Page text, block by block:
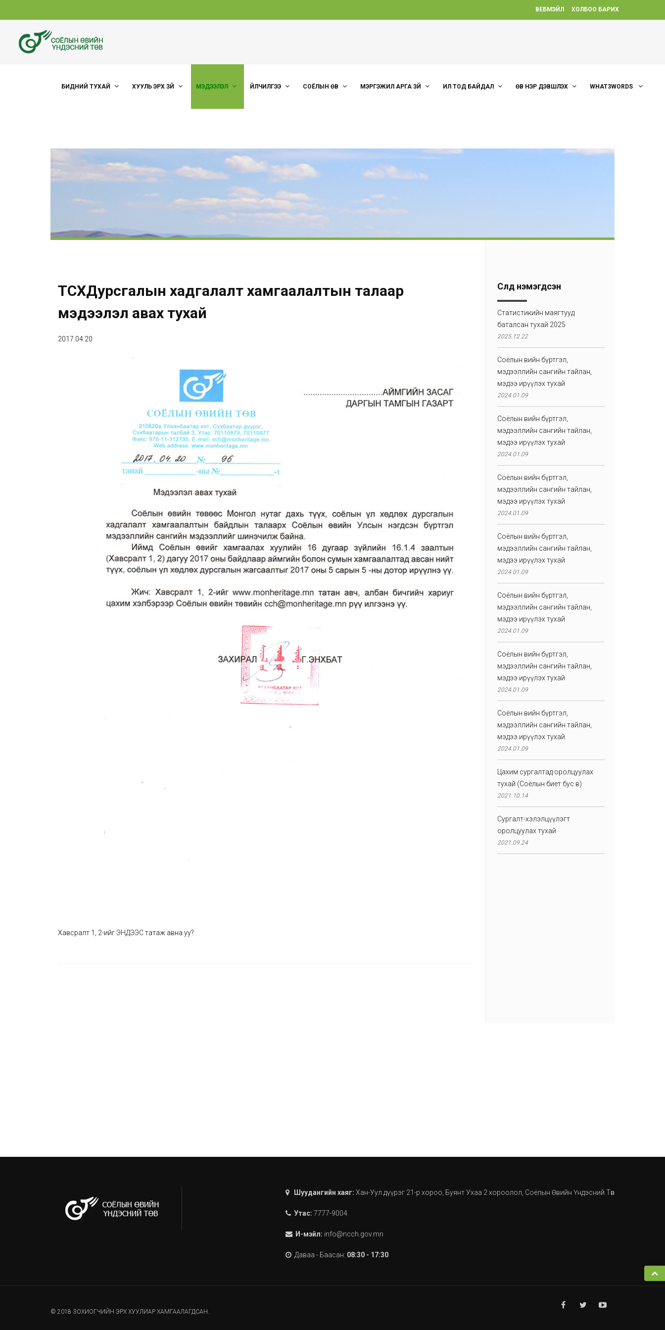
ВЕБМЭЙЛ ХОЛБОО БАРИХ
БИДНИЙ ТУХАЙ ХУУЛЬ ЭРХ ЗҮЙ МЭДЭЭЛЭЛ ҮЙЛЧИЛГЭЭ СОЁЛЫН ӨВ МЭРГЭЖИЛ АРГА ЗҮЙ ИЛ ТОД БАЙДАЛ ӨВ НЭР ДЭВШҮҮЛЭХ WHAT3WORDS
ТСҮХДурсгалын хадгалалт хамгаалалтын талаар
мэдээлэл авах тухай
2017.04.20
Хавсралт 1, 2-ийгЭНДЭЭСтатаж авна уу?
Сүүлд нэмэгдсэн
Статистикийн маягтууд
баталсан тухай 2025
2025.12.22
Соёлын өвийн бүртгэл,
мэдээллийн сангийн тайлан,
мэдээ ирүүлэх тухай
2024.01.09
Соёлын өвийн бүртгэл,
мэдээллийн сангийн тайлан,
мэдээ ирүүлэх тухай
2024.01.09
Соёлын өвийн бүртгэл,
мэдээллийн сангийн тайлан,
мэдээ ирүүлэх тухай
2024.01.09
Соёлын өвийн бүртгэл,
мэдээллийн сангийн тайлан,
мэдээ ирүүлэх тухай
2024.01.09
Соёлын өвийн бүртгэл,
мэдээллийн сангийн тайлан,
мэдээ ирүүлэх тухай
2024.01.09
Соёлын өвийн бүртгэл,
мэдээллийн сангийн тайлан,
мэдээ ирүүлэх тухай
2024.01.09
Соёлын өвийн бүртгэл,
мэдээллийн сангийн тайлан,
мэдээ ирүүлэх тухай
2024.01.09
Цахим сургалтад оролцуулах
тухай (Соёлын биет бус өв)
2021.10.14
Сургалт-хэлэлцүүлэгт
оролцуулах тухай
2021.09.24
Шуудангийн хаяг: Хан-Уул дүүрэг 21-р хороо, Буянт Ухаа 2 хороолол, Соёлын Өвийн Үндэсний Төв
Утас: 7777-9004
И-мэйл: info@ncch.gov.mn
Даваа - Баасан: 08:30 - 17:30
© 2018 ЗОХИОГЧИЙН ЭРХ ХУУЛИАР ХАМГААЛАГДСАН.